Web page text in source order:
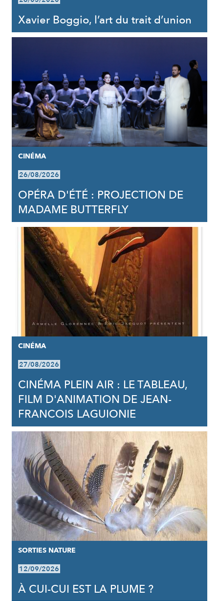
Xavier Boggio, l’art du trait d’union
CINÉMA
26/08/2026
OPÉRA D'ÉTÉ : PROJECTION DE
MADAME BUTTERFLY
CINÉMA
27/08/2026
CINÉMA PLEIN AIR : LE TABLEAU,
FILM D'ANIMATION DE JEAN-
FRANCOIS LAGUIONIE
SORTIES NATURE
12/09/2026
À CUI-CUI EST LA PLUME ?